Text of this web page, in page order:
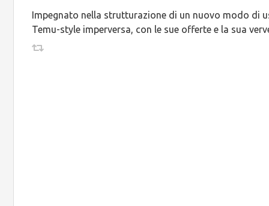
Impegnato nella strutturazione di un nuovo modo di
Temu-style imperversa, con le sue offerte e la sua